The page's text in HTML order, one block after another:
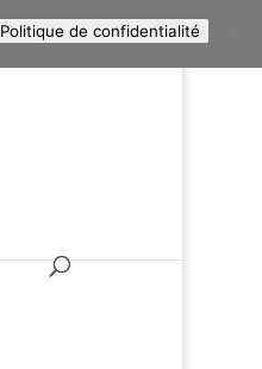
ARTICLES 0
Politique de confidentialité